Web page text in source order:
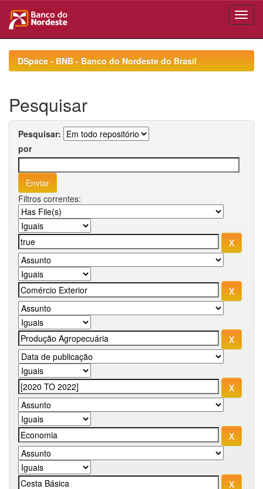
navigationDSpace - BNB - Banco do Nordeste do Brasil
Pesquisar
Pesquisar:
por
Filtros correntes: